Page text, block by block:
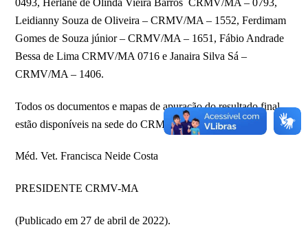
Leidianny Souza de Oliveira – CRMV/MA – 1552, Ferdimam
Gomes de Souza júnior – CRMV/MA – 1651, Fábio Andrade
Bessa de Lima CRMV/MA 0716 e Janaira Silva Sá –
CRMV/MA – 1406.
Todos os documentos e mapas de apuração do resultado final
estão disponíveis na sede do CRMV-MA.
Méd. Vet. Francisca Neide Costa
PRESIDENTE CRMV-MA
(Publicado em 27 de abril de 2022).